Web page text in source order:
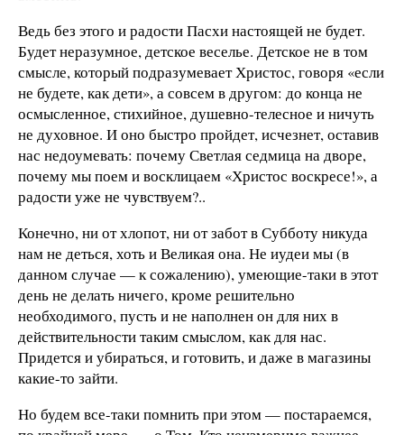
Ведь без этого и радости Пасхи настоящей не будет.
Будет неразумное, детское веселье. Детское не в том
смысле, который подразумевает Христос, говоря «если
не будете, как дети», а совсем в другом: до конца не
осмысленное, стихийное, душевно-телесное и ничуть
не духовное. И оно быстро пройдет, исчезнет, оставив
нас недоумевать: почему Светлая седмица на дворе,
почему мы поем и восклицаем «Христос воскресе!», а
радости уже не чувствуем?..
Конечно, ни от хлопот, ни от забот в Субботу никуда
нам не деться, хоть и Великая она. Не иудеи мы (в
данном случае — к сожалению), умеющие-таки в этот
день не делать ничего, кроме решительно
необходимого, пусть и не наполнен он для них в
действительности таким смыслом, как для нас.
Придется и убираться, и готовить, и даже в магазины
какие-то зайти.
Но будем все-таки помнить при этом — постараемся,